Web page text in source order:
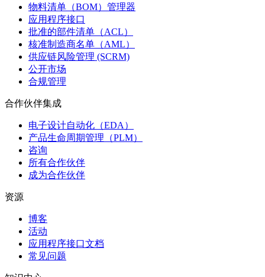
物料清单（BOM）管理器
应用程序接口
批准的部件清单（ACL）
核准制造商名单（AML）
供应链风险管理 (SCRM)
公开市场
合规管理
合作伙伴集成
电子设计自动化（EDA）
产品生命周期管理（PLM）
咨询
所有合作伙伴
成为合作伙伴
资源
博客
活动
应用程序接口文档
常见问题